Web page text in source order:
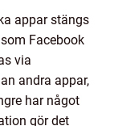
appar stängs
Facebook
via
andra appar,
har något
gör det